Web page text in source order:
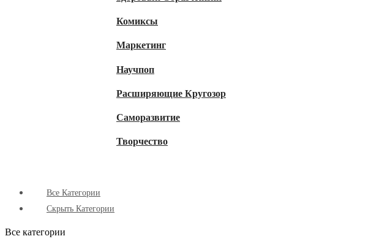
Комиксы
Маркетинг
Научпоп
Расширяющие Кругозор
Cаморазвитие
Творчество
Все Категории
Скрыть Категории
Все категории